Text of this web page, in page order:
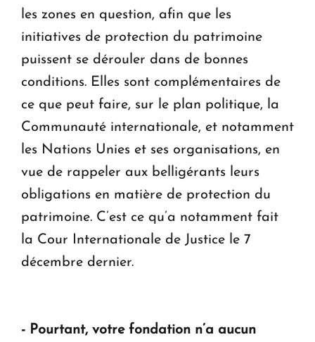
les zones en question, afin que les
initiatives de protection du patrimoine
puissent se dérouler dans de bonnes
conditions. Elles sont complémentaires de
ce que peut faire, sur le plan politique, la
Communauté internationale, et notamment
les Nations Unies et ses organisations, en
vue de rappeler aux belligérants leurs
obligations en matière de protection du
patrimoine. C’est ce qu’a notamment fait
la Cour Internationale de Justice le 7
décembre dernier.
- Pourtant, votre fondation n’a aucun